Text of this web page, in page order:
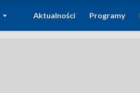
DO
Aktualności Programy